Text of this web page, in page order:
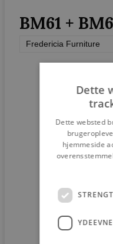
BM61 +
Fredericia Furniture
Dette
Dette websted
hjemmeside
YDEEVNE